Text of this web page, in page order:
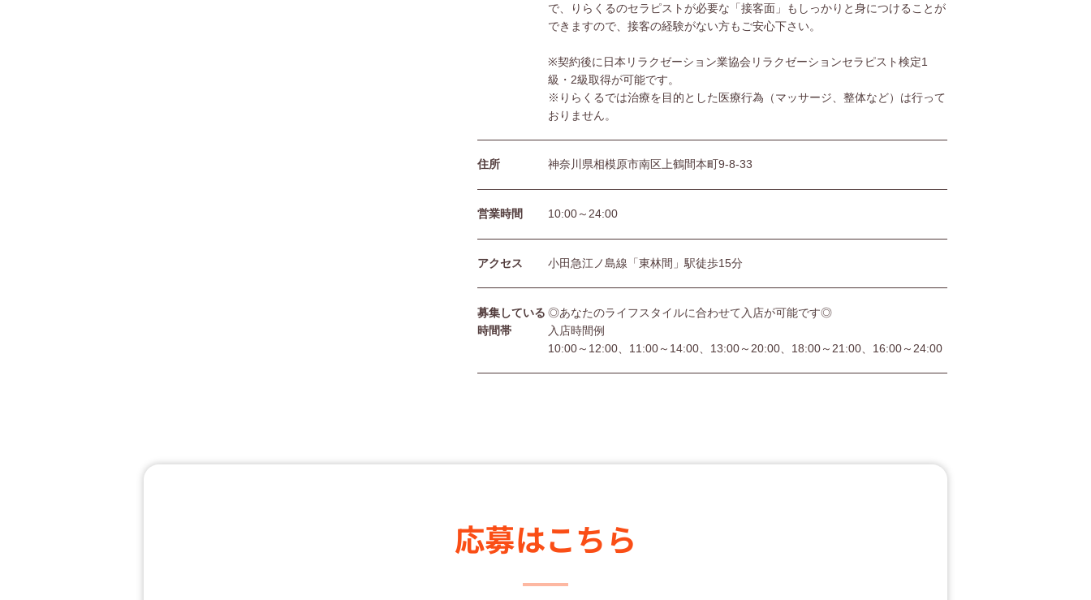
で、りらくるのセラピストが必要な「接客面」もしっかりと身につけることが
できますので、接客の経験がない方もご安心下さい。
※契約後に日本リラクゼーション業協会リラクゼーションセラピスト検定1
級・2級取得が可能です。
※りらくるでは治療を目的とした医療行為（マッサージ、整体など）は行って
おりません。
住所 神奈川県相模原市南区上鶴間本町9-8-33
営業時間 10:00～24:00
アクセス 小田急江ノ島線「東林間」駅徒歩15分
募集している
時間帯
◎あなたのライフスタイルに合わせて入店が可能です◎
入店時間例
10:00～12:00、11:00～14:00、13:00～20:00、18:00～21:00、16:00～24:00
応募はこちら